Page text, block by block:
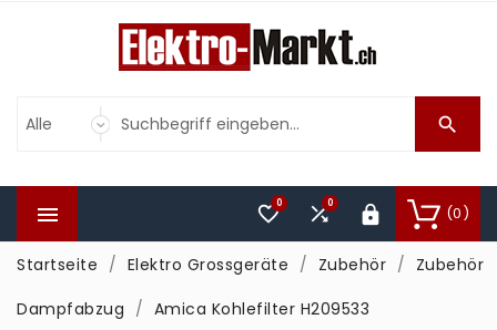

 (0)

0
0
Startseite Elektro Grossgeräte Zubehör
Zubehör
Dampfabzug
Amica Kohlefilter H209533